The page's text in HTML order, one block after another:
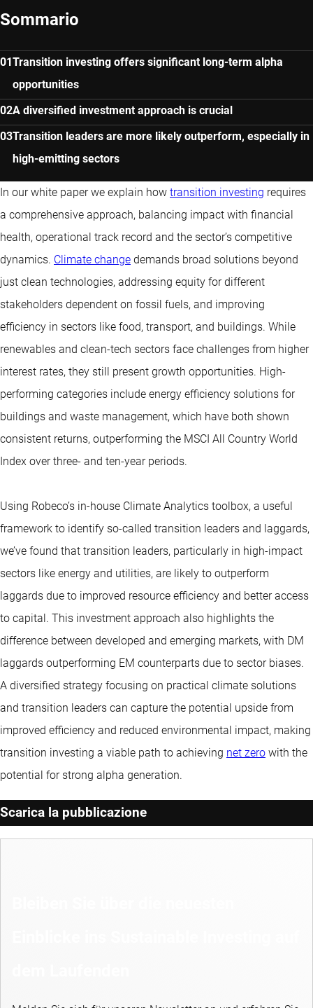
Sommario
Transition investing offers significant long-term alpha
opportunities
A diversified investment approach is crucial
Transition leaders are more likely outperform, especially in
high-emitting sectors
In our white paper we explain how transition investing requires
a comprehensive approach, balancing impact with financial
health, operational track record and the sector’s competitive
dynamics. Climate change demands broad solutions beyond
just clean technologies, addressing equity for different
stakeholders dependent on fossil fuels, and improving
efficiency in sectors like food, transport, and buildings. While
renewables and clean-tech sectors face challenges from higher
interest rates, they still present growth opportunities. High-
performing categories include energy efficiency solutions for
buildings and waste management, which have both shown
consistent returns, outperforming the MSCI All Country World
Index over three- and ten-year periods.
Using Robeco’s in-house Climate Analytics toolbox, a useful
framework to identify so-called transition leaders and laggards,
we’ve found that transition leaders, particularly in high-impact
sectors like energy and utilities, are likely to outperform
laggards due to improved resource efficiency and better access
to capital. This investment approach also highlights the
difference between developed and emerging markets, with DM
laggards outperforming EM counterparts due to sector biases.
A diversified strategy focusing on practical climate solutions
and transition leaders can capture the potential upside from
improved efficiency and reduced environmental impact, making
transition investing a viable path to achieving net zero with the
potential for strong alpha generation.
Scarica la pubblicazione